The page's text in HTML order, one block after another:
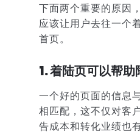
下面两个重要的原因
应该让用户去往一个
首页。
1. 着陆页可以帮
一个好的页面的信息
相匹配，这不仅对客
告成本和转化业绩也有